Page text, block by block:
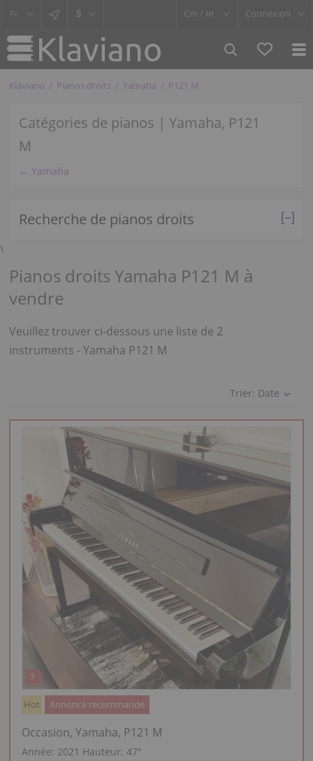
$ Cm / In Connexion
Klaviano Pianos droits Yamaha P121 M
Catégories de pianos | Yamaha, P121
M
← Yamaha
Recherche de pianos droits
\
Pianos droits Yamaha P121 M à
vendre
Veuillez trouver ci-dessous une liste de 2
instruments - Yamaha P121 M
Trier: Date
Hot Annonce recommandé
Occasion, Yamaha, P121 M
Année: 2021 Hauteur: 47″